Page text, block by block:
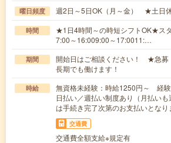
曜日頻度 週2日～5日OK（月～金） ★土日
時間
★1日4時間～の時短シフトOK★ス
7:00～16:009:00～17:0011:…
期間
開始日はご相談ください！ ★急募
長期でも働けます！
時給
無資格未経験：時給1250円～ 経
日払い／週払い制度あり（月払い
は手続き完了次第のお支払いとなり
交通費
交通費全額支給※規定有